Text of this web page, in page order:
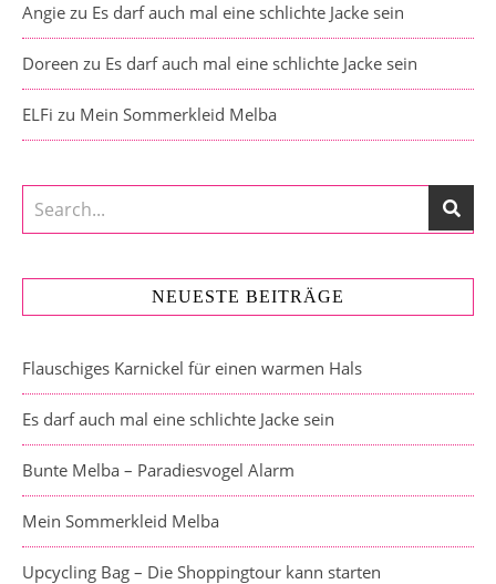
Angie zu Es darf auch mal eine schlichte Jacke sein
Doreen zu Es darf auch mal eine schlichte Jacke sein
ELFi zu Mein Sommerkleid Melba
NEUESTE BEITRÄGE
Flauschiges Karnickel für einen warmen Hals
Es darf auch mal eine schlichte Jacke sein
Bunte Melba – Paradiesvogel Alarm
Mein Sommerkleid Melba
Upcycling Bag – Die Shoppingtour kann starten